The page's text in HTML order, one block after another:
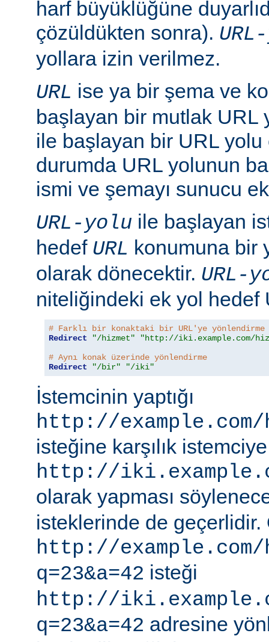
harf büyüklüğüne
çözüldükten sonra).
yollara izin verilmez.
URL ise ya bir şema ve
başlayan bir mutlak URL
ile başlayan bir URL
durumda URL yolunun
ismi ve şemayı sunucu
URL-yolu ile başlayan
hedef URL konumuna bir
olarak dönecektir. URL-
niteliğindeki ek yol hedef
# Farklı bir konaktaki bir URL'ye yönlendirme
Redirect
"/hizmet"
"http://iki.example.com/
# Aynı konak üzerinde yönlendirme
Redirect
"/bir" "/iki"
İstemcinin yaptığı
http://
isteğine karşılık
http://
olarak yapması
isteklerinde de geçerlidir.
http://
q=23&a=42 isteği
http://
q=23&a=42 adresine